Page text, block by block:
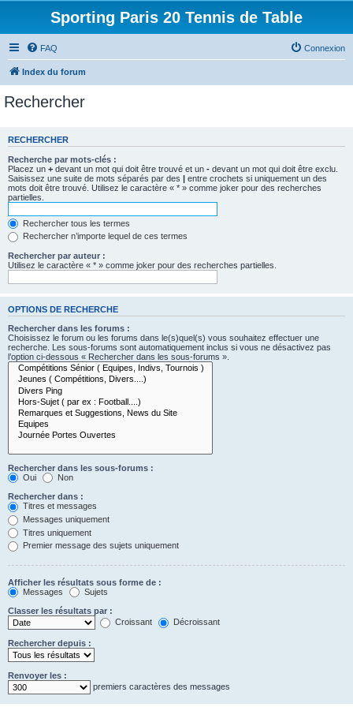
Sporting Paris 20 Tennis de Table
FAQ Connexion
Index du forum
Rechercher
RECHERCHER
Recherche par mots-clés :
Placez un + devant un mot qui doit être trouvé et un - devant un mot qui doit être exclu.
Saisissez une suite de mots séparés par des | entre crochets si uniquement un des
mots doit être trouvé. Utilisez le caractère « * » comme joker pour des recherches
partielles.
Rechercher tous les termes
Rechercher n’importe lequel de ces termes
Rechercher par auteur :
Utilisez le caractère « * » comme joker pour des recherches partielles.
OPTIONS DE RECHERCHE
Rechercher dans les forums :
Choisissez le forum ou les forums dans le(s)quel(s) vous souhaitez effectuer une
recherche. Les sous-forums sont automatiquement inclus si vous ne désactivez pas
l’option ci-dessous « Rechercher dans les sous-forums ».
Rechercher dans les sous-forums :
Oui
Non
Rechercher dans :
Titres et messages
Messages uniquement
Titres uniquement
Premier message des sujets uniquement
Afficher les résultats sous forme de :
Messages
Sujets
Classer les résultats par :
Croissant
Décroissant
Rechercher depuis :
Renvoyer les :
premiers caractères des messages